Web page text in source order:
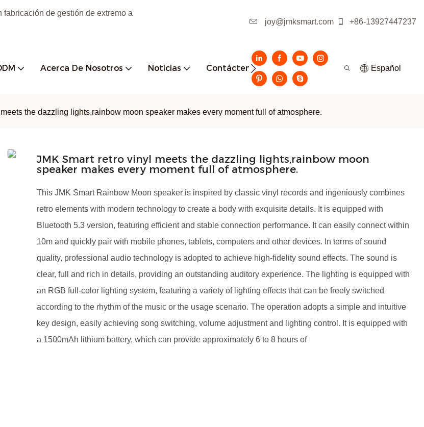
de gestión de extremo a
joy@jmksmart.com +86-13927447237
Acerca De Nosotros Noticias Contáctenos Español
the dazzling lights,rainbow moon speaker makes every moment full of atmosphere.
JMK Smart retro vinyl meets the dazzling lights,rainbow moon
speaker makes every moment full of atmosphere.
This JMK Smart Rainbow Moon speaker is inspired by classic vinyl records and ingeniously combines
retro elements with modern technology to create a body with exquisite details. It is equipped with
Bluetooth 5.3 version, featuring efficient and stable connection performance. It can easily connect within
10m and quickly pair with mobile phones, tablets, computers and other devices. In terms of sound
quality, professional audio technology is adopted to achieve high-fidelity sound effects. The sound is
clear, full and rich in details, providing an outstanding auditory experience. The lighting is equipped with
an RGB full-color lighting system, featuring a variety of lighting effects that can be freely switched
according to the rhythm of the music or the usage scenario. The operation adopts a simple and intuitive
key design, easily achieving song switching, volume adjustment and lighting control. It is equipped with
a 1500mAh lithium battery, which can provide approximately 6 to 8 hours of